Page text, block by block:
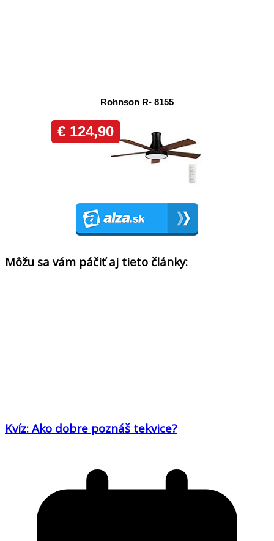
Môžu sa vám páčiť aj tieto články:
Kvíz: Ako dobre poznáš tekvice?